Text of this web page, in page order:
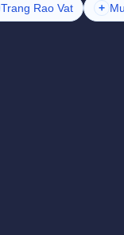
Trang Rao Vat +